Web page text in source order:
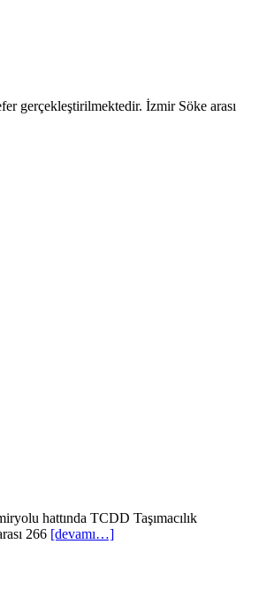
gerçekleştirilmektedir. İzmir Söke arası
hattında TCDD Taşımacılık
266 [devamı…]